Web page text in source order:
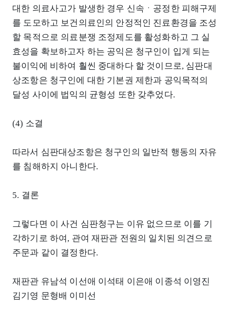
대한 의료사고가 발생한 경우 신속ㆍ공정한 피해구제
를 도모하고 보건의료인의 안정적인 진료환경을 조성
할 목적으로 의료분쟁 조정제도를 활성화하고 그 실
효성을 확보하고자 하는 공익은 청구인이 입게 되는
불이익에 비하여 훨씬 중대하다 할 것이므로, 심판대
상조항은 청구인에 대한 기본권 제한과 공익목적의
달성 사이에 법익의 균형성 또한 갖추었다.
(4) 소결
따라서 심판대상조항은 청구인의 일반적 행동의 자유
를 침해하지 아니한다.
5. 결론
그렇다면 이 사건 심판청구는 이유 없으므로 이를 기
각하기로 하여, 관여 재판관 전원의 일치된 의견으로
주문과 같이 결정한다.
재판관 유남석 이선애 이석태 이은애 이종석 이영진
김기영 문형배 이미선